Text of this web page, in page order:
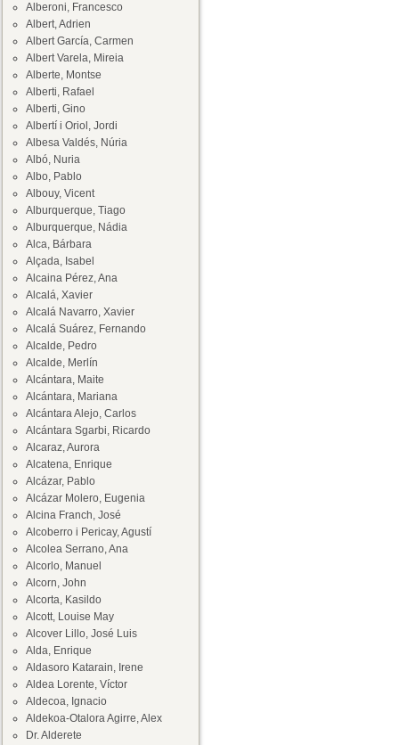
Alberoni, Francesco
Albert, Adrien
Albert García, Carmen
Albert Varela, Mireia
Alberte, Montse
Alberti, Rafael
Alberti, Gino
Albertí i Oriol, Jordi
Albesa Valdés, Núria
Albó, Nuria
Albo, Pablo
Albouy, Vicent
Alburquerque, Tiago
Alburquerque, Nádia
Alca, Bárbara
Alçada, Isabel
Alcaina Pérez, Ana
Alcalá, Xavier
Alcalá Navarro, Xavier
Alcalá Suárez, Fernando
Alcalde, Pedro
Alcalde, Merlín
Alcántara, Maite
Alcántara, Mariana
Alcántara Alejo, Carlos
Alcántara Sgarbi, Ricardo
Alcaraz, Aurora
Alcatena, Enrique
Alcázar, Pablo
Alcázar Molero, Eugenia
Alcina Franch, José
Alcoberro i Pericay, Agustí
Alcolea Serrano, Ana
Alcorlo, Manuel
Alcorn, John
Alcorta, Kasildo
Alcott, Louise May
Alcover Lillo, José Luis
Alda, Enrique
Aldasoro Katarain, Irene
Aldea Lorente, Víctor
Aldecoa, Ignacio
Aldekoa-Otalora Agirre, Alex
Dr. Alderete